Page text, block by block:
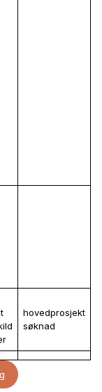
hovedprosjekt
søknad